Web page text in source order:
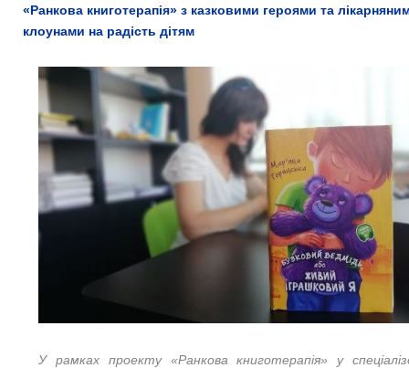
«Ранкова книготерапія» з казковими героями та
клоунами на радість дітям
У рамках проекту «Ранкова книготерапія» у